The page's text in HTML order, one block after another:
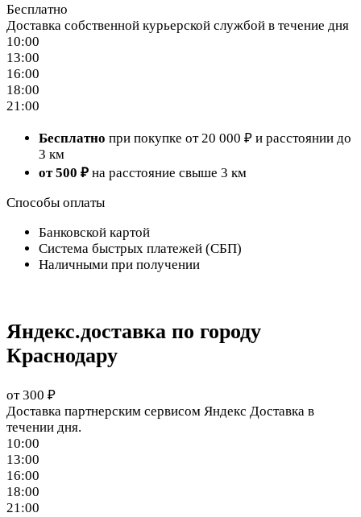
Бесплатно
Доставка собственной курьерской службой в течение дня
10:00
13:00
16:00
18:00
21:00
Бесплатно при покупке от 20 000 ₽ и расстоянии до
3 км
от 500 ₽ на расстояние свыше 3 км
Способы оплаты
Банковской картой
Система быстрых платежей (СБП)
Наличными при получении
Яндекс.доставка по городу
Краснодару
от 300 ₽
Доставка партнерским сервисом Яндекс Доставка в
течении дня.
10:00
13:00
16:00
18:00
21:00